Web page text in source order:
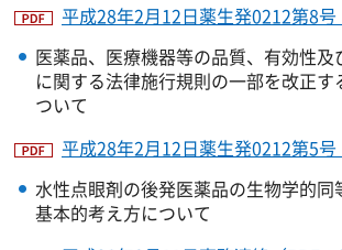
平成28年2月12日薬生発0212第8号
医薬品、医療機器等の品質、有効性
に関する法律施行規則の一部を改正す
ついて
平成28年2月12日薬生発0212第5号
水性点眼剤の後発医薬品の生物学的同
基本的考え方について